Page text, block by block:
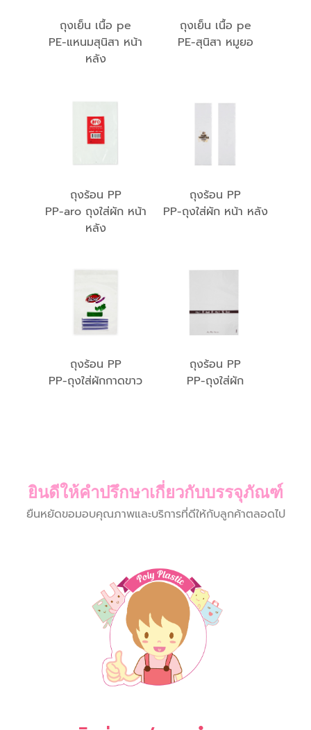
ถุงเย็น เนื้อ pe
PE-แหนมสุนิสา หน้า
หลัง
ถุงเย็น เนื้อ pe
PE-สุนิสา หมูยอ
ถุงร้อน PP
PP-aro ถุงใส่ผัก หน้า
หลัง
ถุงร้อน PP
PP-ถุงใส่ผัก หน้า หลัง
ถุงร้อน PP
PP-ถุงใส่ผักกาดขาว
ถุงร้อน PP
PP-ถุงใส่ผัก
ยินดีให้คำปรึกษาเกี่ยวกับบรรจุภัณฑ์
ยืนหยัดขอมอบคุณภาพและบริการที่ดีให้กับลูกค้าตลอดไป